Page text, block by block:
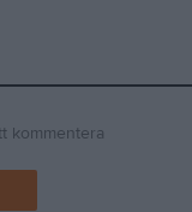
kommentera